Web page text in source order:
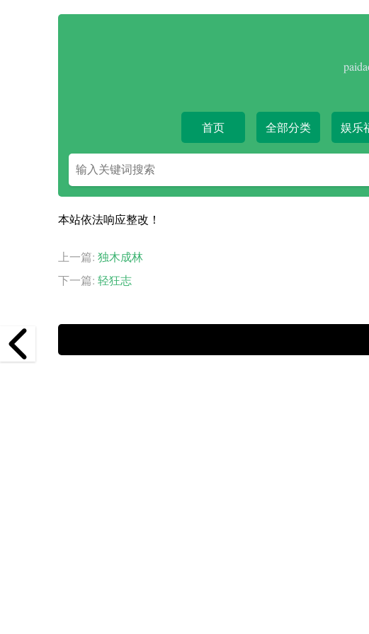
首页 全部分类 娱乐
搜
索
字
本站依法响应整改！
上一篇: 独木成林
下一篇: 轻狂志